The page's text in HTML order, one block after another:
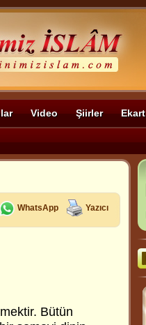
Video Şiirler Ekart
WhatsApp Yazıcı
Bütün